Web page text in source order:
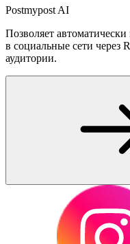
Postmypost AI
Позволяет
в социальные сети через
аудитории.